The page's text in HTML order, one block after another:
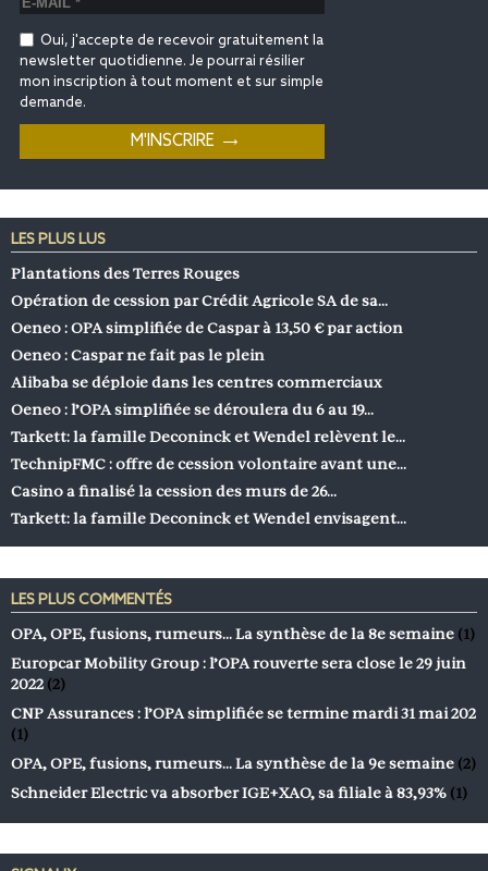
Oui, j'accepte de recevoir gratuitement la
newsletter quotidienne. Je pourrai résilier
mon inscription à tout moment et sur simple
demande.
LES PLUS LUS
Plantations des Terres Rouges
Opération de cession par Crédit Agricole SA de sa…
Oeneo : OPA simplifiée de Caspar à 13,50 € par action
Oeneo : Caspar ne fait pas le plein
Alibaba se déploie dans les centres commerciaux
Oeneo : l’OPA simplifiée se déroulera du 6 au 19…
Tarkett: la famille Deconinck et Wendel relèvent le…
TechnipFMC : offre de cession volontaire avant une…
Casino a finalisé la cession des murs de 26…
Tarkett: la famille Deconinck et Wendel envisagent…
LES PLUS COMMENTÉS
OPA, OPE, fusions, rumeurs… La synthèse de la 8e semaine (1)
Europcar Mobility Group : l’OPA rouverte sera close le 29 juin
2022 (2)
CNP Assurances : l’OPA simplifiée se termine mardi 31 mai 202
(1)
OPA, OPE, fusions, rumeurs… La synthèse de la 9e semaine (2)
Schneider Electric va absorber IGE+XAO, sa filiale à 83,93% (1)